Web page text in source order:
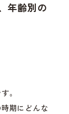
年齢別の
。
期にどんな